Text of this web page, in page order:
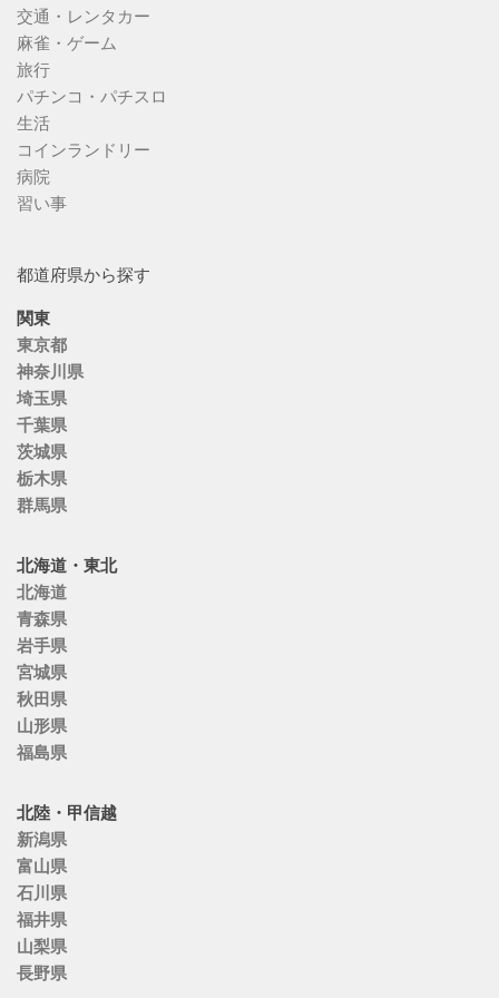
交通・レンタカー
麻雀・ゲーム
旅行
パチンコ・パチスロ
生活
コインランドリー
病院
習い事
都道府県から探す
関東
東京都
神奈川県
埼玉県
千葉県
茨城県
栃木県
群馬県
北海道・東北
北海道
青森県
岩手県
宮城県
秋田県
山形県
福島県
北陸・甲信越
新潟県
富山県
石川県
福井県
山梨県
長野県